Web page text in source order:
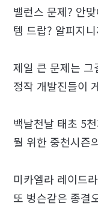
밸런스 문제? 안
템 드랍? 알피지
제일 큰 문제는
정작 개발진들이
백날천날 태초 5
뭘 위한 중천시즌
미카엘라 레이드
또 벙슨같은 종결